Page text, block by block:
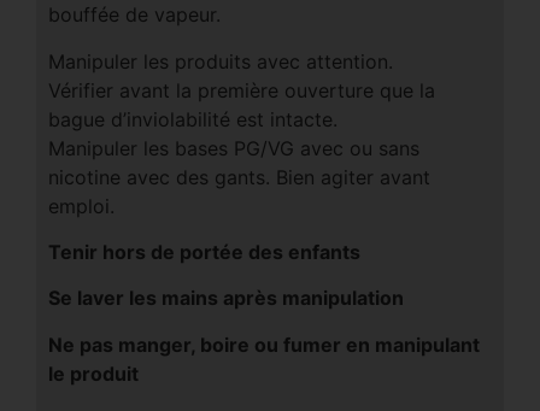
bouffée de vapeur.
Manipuler les produits avec attention.
Vérifier avant la première ouverture que la
bague d’inviolabilité est intacte.
Manipuler les bases PG/VG avec ou sans
nicotine avec des gants. Bien agiter avant
emploi.
Tenir hors de portée des enfants
Se laver les mains après manipulation
Ne pas manger, boire ou fumer en manipulant
le produit